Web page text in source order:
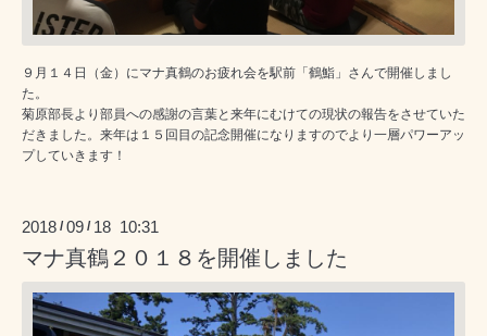
９月１４日（金）にマナ真鶴のお疲れ会を駅前「鶴鮨」さんで開催しまし
た。
菊原部長より部員への感謝の言葉と来年にむけての現状の報告をさせていた
だきました。来年は１５回目の記念開催になりますのでより一層パワーアッ
プしていきます！
2018 /09 / 18 10:31
マナ真鶴２０１８を開催しました